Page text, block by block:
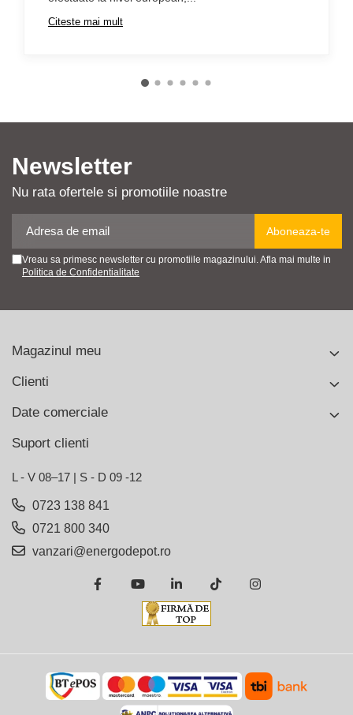
Citeste mai mult
Newsletter
Nu rata ofertele si promotiile noastre
Vreau sa primesc newsletter cu promotiile magazinului. Afla mai multe in
Politica de Confidentialitate
Magazinul meu
Clienti
Date comerciale
Suport clienti
L - V 08–17 | S - D 09 -12
0723 138 841
0721 800 340
vanzari@energodepot.ro